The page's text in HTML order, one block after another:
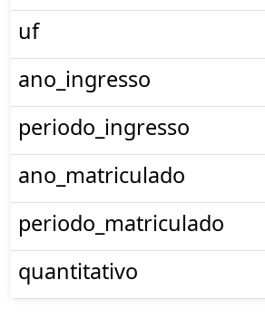
uf
ano_ingresso
periodo_ingresso
ano_matriculado
periodo_matriculado
quantitativo